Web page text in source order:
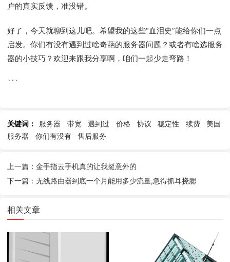
户的真实反馈，准没错。
好了，今天就聊到这儿吧。希望我的这些“血泪史”能给你们一点
启发。你们有没有遇到过啥奇葩的服务器问题？或者有啥选服务
器的小技巧？欢迎来跟我分享啊，咱们一起少走弯路！
```
关键词： 服务器 带宽 遇到过 价格 协议 稳定性 续费
美国
服务器
你们有没有 售后服务
上一篇：金手指云手机真的让我挺意外的
下一篇：无线路由器到底一个月能用多少流量,急得抓耳挠腮
相关文章